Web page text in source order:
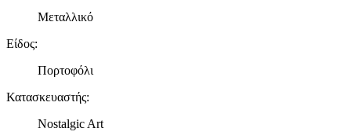
τοποθεσίας μας στους συνεργάτες μέσων κοινωνικής
δικτύωσης, διαφημίσεων και ανάλυσης.
Μεταλλικό
Είδος:
Πορτοφόλι
Κατασκευαστής:
Nostalgic Art